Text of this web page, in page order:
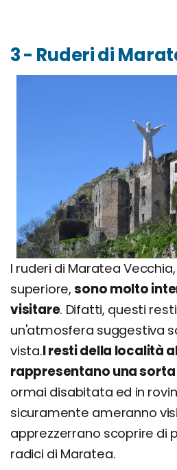
3 - Ruderi di
I ruderi di Maratea
superiore,sono molto
visitare. Difatti, questi
un'atmosfera suggestiva
vista.I resti della località
rappresentano una
ormai disabitata ed in
sicuramente ameranno
apprezzerrano scoprire di
radici di Maratea.